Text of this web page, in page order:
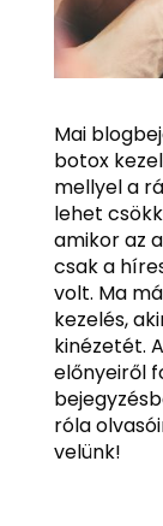
Mai
botox
mellyel a
lehet
amikor az
csak a
volt. Ma
kezelés,
kinézetét.
előnyeiről
róla
velünk!